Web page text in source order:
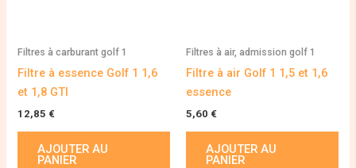
Filtres à carburant golf 1
Filtre à essence Golf 1 1,6
et 1,8 GTI
12,85 €
AJOUTER AU
PANIER
Filtres à air, admission golf 1
Filtre à air Golf 1 1,5 et 1,6
essence
5,60 €
AJOUTER AU
PANIER